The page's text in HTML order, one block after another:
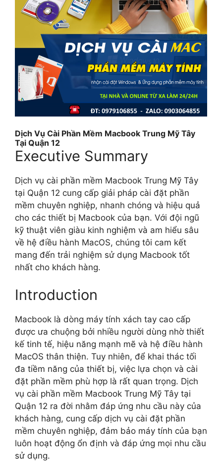
Dịch Vụ Cài Phần Mềm Macbook Trung Mỹ Tây
Tại Quận 12
Executive Summary
Dịch vụ cài phần mềm Macbook Trung Mỹ Tây
tại Quận 12 cung cấp giải pháp cài đặt phần
mềm chuyên nghiệp, nhanh chóng và hiệu quả
cho các thiết bị Macbook của bạn. Với đội ngũ
kỹ thuật viên giàu kinh nghiệm và am hiểu sâu
về hệ điều hành MacOS, chúng tôi cam kết
mang đến trải nghiệm sử dụng Macbook tốt
nhất cho khách hàng.
Introduction
Macbook là dòng máy tính xách tay cao cấp
được ưa chuộng bởi nhiều người dùng nhờ thiết
kế tinh tế, hiệu năng mạnh mẽ và hệ điều hành
MacOS thân thiện. Tuy nhiên, để khai thác tối
đa tiềm năng của thiết bị, việc lựa chọn và cài
đặt phần mềm phù hợp là rất quan trọng. Dịch
vụ cài phần mềm Macbook Trung Mỹ Tây tại
Quận 12 ra đời nhằm đáp ứng nhu cầu này của
khách hàng, cung cấp dịch vụ cài đặt phần
mềm chuyên nghiệp, đảm bảo máy tính của bạn
luôn hoạt động ổn định và đáp ứng mọi nhu cầu
sử dụng.